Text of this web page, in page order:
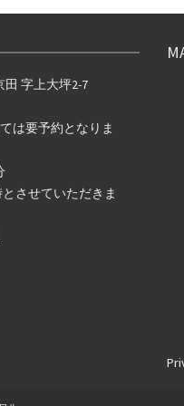
田 字上大坪2-7
は要予約となりま
させていただきま